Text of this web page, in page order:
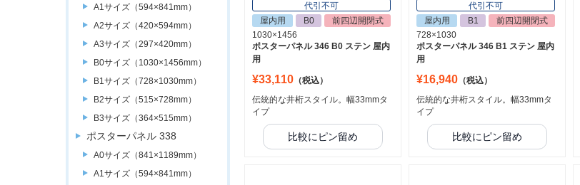
代引不可
屋内用
B0
前四辺開閉式
1030×1456
ポスターパネル 346 B0 ステン 屋内
用
¥33,110 （税込）
伝統的な井桁スタイル。幅33mmタ
イプ
比較にピン留め
代引不可
屋内用
B1
前四辺開閉式
728×1030
ポスターパネル 346 B1 ステン 屋内
用
¥16,940 （税込）
伝統的な井桁スタイル。幅33mmタ
イプ
比較にピン留め
A1サイズ（594×841mm）
A2サイズ（420×594mm）
A3サイズ（297×420mm）
B0サイズ（1030×1456mm）
B1サイズ（728×1030mm）
B2サイズ（515×728mm）
B3サイズ（364×515mm）
ポスターパネル 338
A0サイズ（841×1189mm）
A1サイズ（594×841mm）